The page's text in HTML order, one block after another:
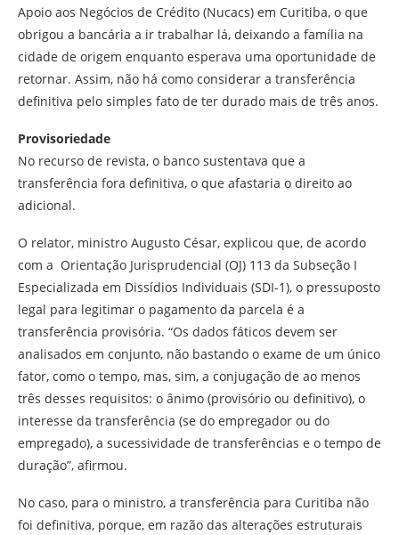
Apoio aos Negócios de Crédito (Nucacs) em Curitiba, o que
obrigou a bancária a ir trabalhar lá, deixando a família na
cidade de origem enquanto esperava uma oportunidade de
retornar. Assim, não há como considerar a transferência
definitiva pelo simples fato de ter durado mais de três anos.
Provisoriedade
No recurso de revista, o banco sustentava que a
transferência fora definitiva, o que afastaria o direito ao
adicional.
O relator, ministro Augusto César, explicou que, de acordo
com a Orientação Jurisprudencial (OJ) 113 da Subseção I
Especializada em Dissídios Individuais (SDI-1), o pressuposto
legal para legitimar o pagamento da parcela é a
transferência provisória. “Os dados fáticos devem ser
analisados em conjunto, não bastando o exame de um único
fator, como o tempo, mas, sim, a conjugação de ao menos
três desses requisitos: o ânimo (provisório ou definitivo), o
interesse da transferência (se do empregador ou do
empregado), a sucessividade de transferências e o tempo de
duração”, afirmou.
No caso, para o ministro, a transferência para Curitiba não
foi definitiva, porque, em razão das alterações estruturais